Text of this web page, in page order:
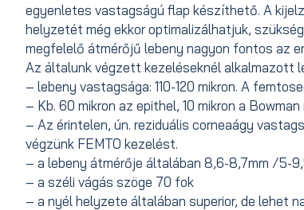
egyenletes vastagságú flap készíthető. A
helyzetét még ekkor optimalizálhatjuk,
megfelelő átmérőjű lebeny nagyon fontos az
Az általunk végzett kezeléseknél alkalmazott
– lebeny vastagsága: 110-120 mikron. A
– Kb. 60 mikron az epithel, 10 mikron a
– Az érintelen, ún. reziduális corneaágy
végzünk FEMTO kezelést.
– a lebeny átmérője általában 8,6-8,7mm /5-
– a széli vágás szöge 70 fok
– a nyél helyzete általában superior, de lehet